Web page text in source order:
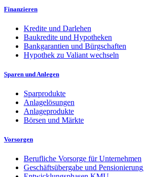
Finanzieren
Kredite und Darlehen
Baukredite und Hypotheken
Bankgarantien und Bürgschaften
Hypothek zu Valiant wechseln
Sparen und Anlegen
Sparprodukte
Anlagelösungen
Anlageprodukte
Börsen und Märkte
Vorsorgen
Berufliche Vorsorge für Unternehmen
Geschäftsübergabe und